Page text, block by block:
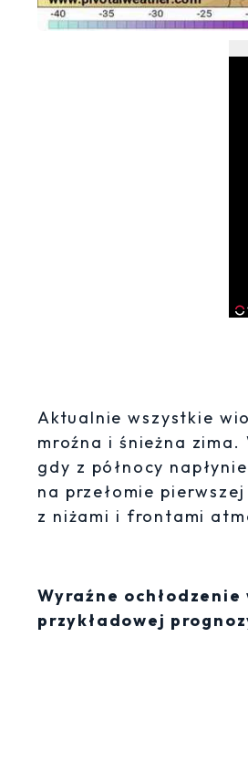
Aktualnie wszystkie
mroźna i śnieżna
gdy z północy
na przełomie
z niżami i frontami
Wyraźne
przykładowej